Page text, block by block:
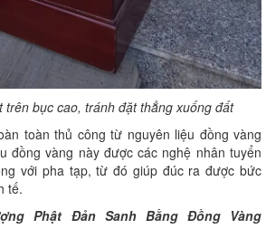
trên bục cao, tránh đặt thẳng xuống đất
toàn thủ công từ nguyên liệu đồng vàng
đồng vàng này được các nghệ nhân tuyển
với pha tạp, từ đó giúp đúc ra được bức
tế.
Phật Đản Sanh Bằng Đồng Vàng